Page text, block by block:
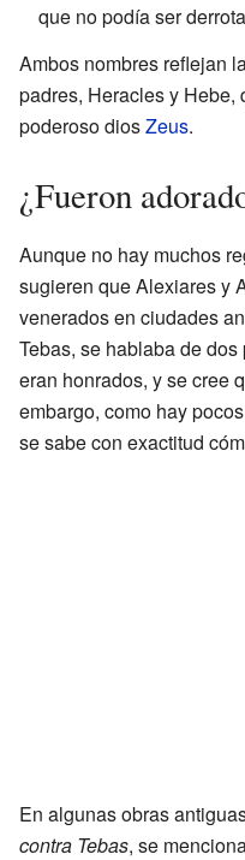
que no podía ser
Ambos nombres reflejan
padres, Heracles y
poderoso diosZeus.
¿Fueron
Aunque no hay muchos
sugieren que Alexiares y
venerados en ciudades
Tebas, se hablaba de
eran honrados, y se cree
embargo, como hay
se sabe con exactitud
En algunas obras
contra Tebas, se